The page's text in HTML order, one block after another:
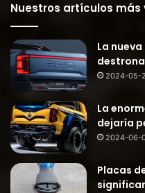
Nuestros artículos más
La
2024-05-
La
dejaría
2024-06-
Placas